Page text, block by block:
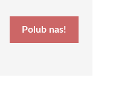
Polub nas!